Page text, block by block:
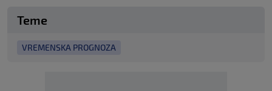
Teme
VREMENSKA PROGNOZA